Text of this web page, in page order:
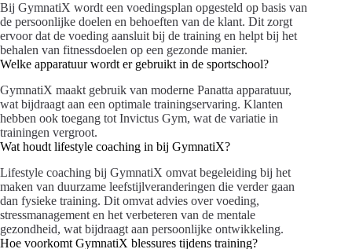
Bij GymnatiX wordt een voedingsplan opgesteld op basis van
de persoonlijke doelen en behoeften van de klant. Dit zorgt
ervoor dat de voeding aansluit bij de training en helpt bij het
behalen van fitnessdoelen op een gezonde manier.
Welke apparatuur wordt er gebruikt in de sportschool?
GymnatiX maakt gebruik van moderne Panatta apparatuur,
wat bijdraagt aan een optimale trainingservaring. Klanten
hebben ook toegang tot Invictus Gym, wat de variatie in
trainingen vergroot.
Wat houdt lifestyle coaching in bij GymnatiX?
Lifestyle coaching bij GymnatiX omvat begeleiding bij het
maken van duurzame leefstijlveranderingen die verder gaan
dan fysieke training. Dit omvat advies over voeding,
stressmanagement en het verbeteren van de mentale
gezondheid, wat bijdraagt aan persoonlijke ontwikkeling.
Hoe voorkomt GymnatiX blessures tijdens training?